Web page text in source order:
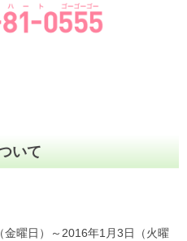
いて
曜日）～2016年1月3日（火曜